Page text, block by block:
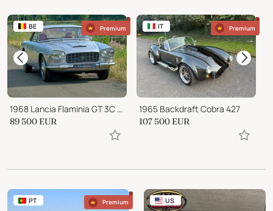
BE Premium
1968 Lancia Flaminia GT 3C 2.8 liter by Touring “Superleggera"
89 500 EUR
IT Premium
1965 Backdraft Cobra 427
107 500 EUR
PT Premium US